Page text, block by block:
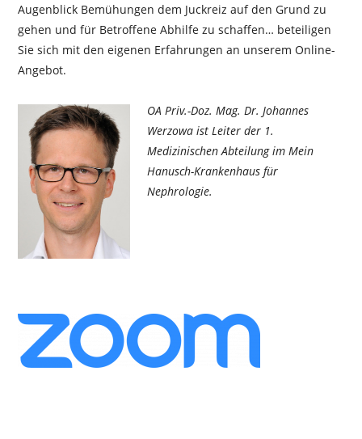
Augenblick Bemühungen dem Juckreiz auf den Grund zu
gehen und für Betroffene Abhilfe zu schaffen… beteiligen
Sie sich mit den eigenen Erfahrungen an unserem Online-
Angebot.
OA Priv.-Doz. Mag. Dr. Johannes
Werzowa ist Leiter der 1.
Medizinischen Abteilung im Mein
Hanusch-Krankenhaus für
Nephrologie.